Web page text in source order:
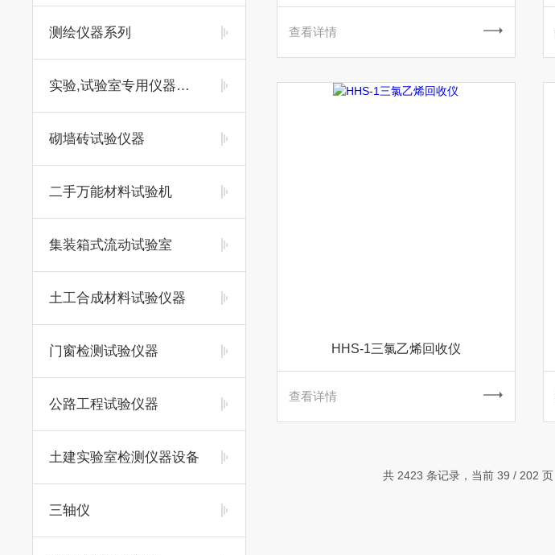
测绘仪器系列
实验,试验室专用仪器及耗材
砌墙砖试验仪器
二手万能材料试验机
集装箱式流动试验室
土工合成材料试验仪器
门窗检测试验仪器
公路工程试验仪器
土建实验室检测仪器设备
三轴仪
查看详情
HHS-1三氯乙烯回收仪
查看详情
共 2423 条记录，当前 39 / 202 页